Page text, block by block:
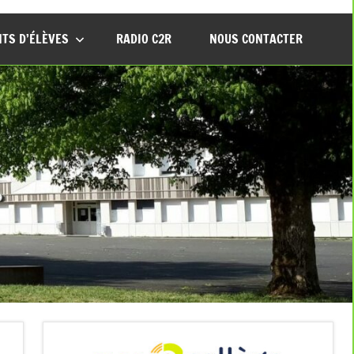
D’ÉLÈVES RADIO C2R NOUS CONTACTER